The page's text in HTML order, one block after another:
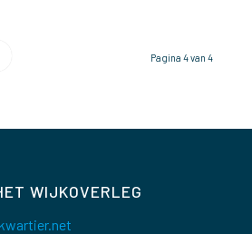
Pagina 4 van 4
WIJKOVERLEG